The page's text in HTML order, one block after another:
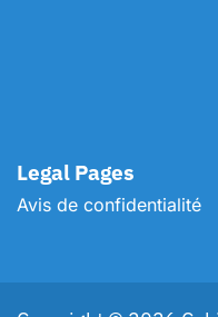
Legal Pages
Avis de confidentialité